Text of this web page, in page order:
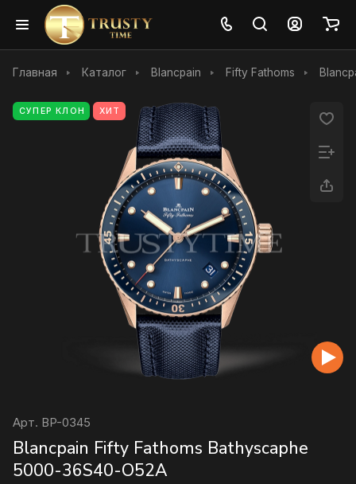
Главная Каталог Blancpain Fifty Fathoms
СУПЕР КЛОН ХИТ
Арт. BP-0345
Blancpain Fifty Fathoms Bathyscaphe
5000-36S40-O52A